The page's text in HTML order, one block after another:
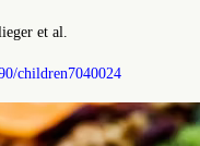
et al.
children7040024